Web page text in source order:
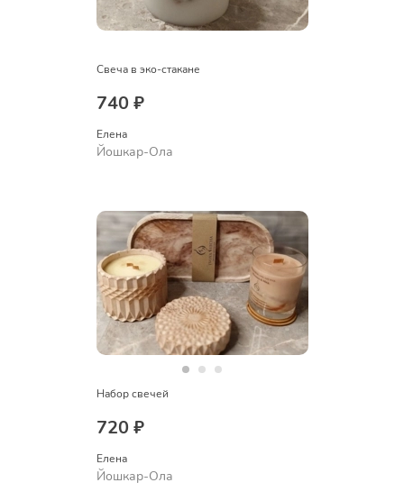
Свеча в эко-стакане
740 ₽
Елена
Йошкар-Ола
Набор свечей
720 ₽
Елена
Йошкар-Ола